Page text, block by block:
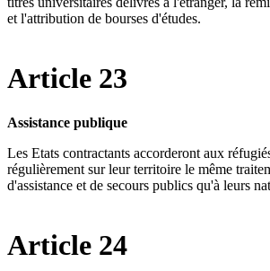
et l'attribution de bourses d'études.
Article 23
Assistance publique
Les Etats contractants accorderont aux
régulièrement sur leur territoire le même
d'assistance et de secours publics qu'à leurs
Article 24